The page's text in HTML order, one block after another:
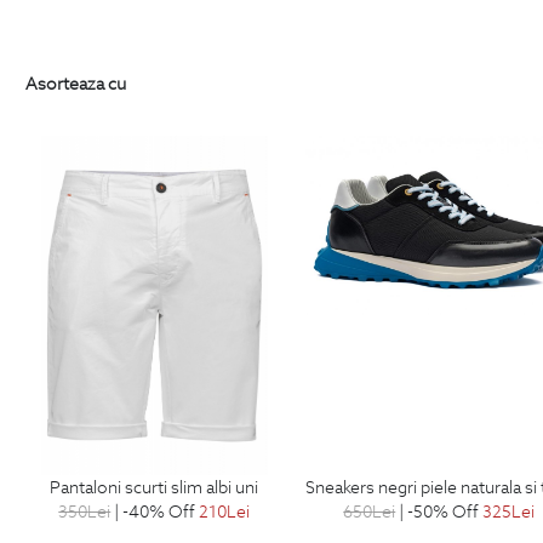
Asorteaza cu
pantaloni scurti slim albi uni
350Lei | -40% Off210Lei
sneakers negri piele naturala si
650Lei | -50% Off325Lei